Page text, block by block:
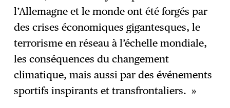
l’Allemagne et le monde ont été forgés par
des crises économiques gigantesques, le
terrorisme en réseau à l’échelle mondiale,
les conséquences du changement
climatique, mais aussi par des événements
sportifs inspirants et transfrontaliers. »